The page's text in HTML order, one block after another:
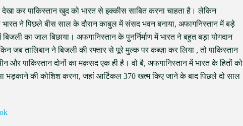
कर पाकिस्तान खुद को भारत से इक्कीस साबित करना चाहता है। लेकिन
ने पिछले बीस साल के दौरान काबुल में संसद भवन बनाया, अफागनिस्तान में बड़े
का जाल बिछाया। अफगानिस्तान के पुनर्निर्माण में भारत ने बहुत बड़ा योगदान
जब तालिबान ने बिजली की रफ्तार से पूरे मुल्क पर कब्ज़ा कर लिया , तो पाकिस्तान
पाकिस्तान दोनों का मक़सद एक ही है। वो बै, अफगानिस्तान में भारत के हितों को
भड़काने की कोशिश करना, जहां आर्टिकल 370 खत्म किए जाने के बाद पिछले दो साल